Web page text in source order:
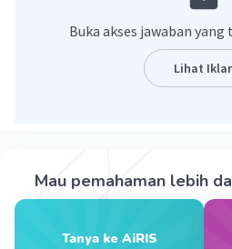
I M Level 22
21 November 2023 10:12
kalimat yang berisi
Erwin A Community
17 November 2023 12:43
Buka akses jawaban
Lihat
Mau pemahaman lebih
Tanya ke AiRIS